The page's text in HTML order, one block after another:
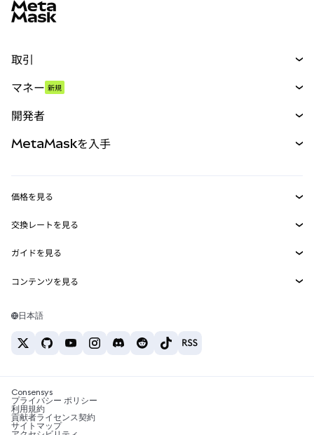
取引
パーペチュアル
RWA
マネー 新規
開発者
MetaMask Connect
Snaps
Web3サービス
MetaMaskを入手
セキュリティ
サポート
キャリア
お問い合わせ
価格を見る
イーサリアムの価格
Solanaの価格
Tetherの価格
交換レートを見る
ETH→USD
USDT→INR
BTC→INR
ETH→USDT
ガイドを見る
ETHの購入
USDTの購入
SHIBの購入
BNBの購入
コンテンツを見る
Solanaウォレット
税制関連ニュース
暗号資産の購入方法は？
日本語
Consensys
プライバシー ポリシー
利用規約
貢献者ライセンス契約
サイトマップ